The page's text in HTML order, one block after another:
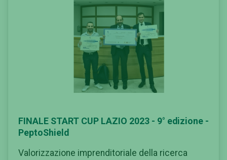
FINALE START CUP LAZIO 2023 - 9° edizione -
PeptoShield
Valorizzazione imprenditoriale della ricerca